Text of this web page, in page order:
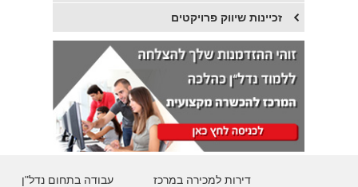
זכיינות שיווק פרויקטים
דירות למכירה במרכז
עבודה בתחום נדל"ן